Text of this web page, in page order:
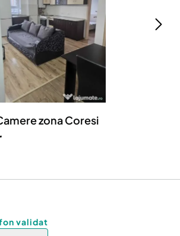
profesionale
si Vehicule
industriale
zona Coresi
validat